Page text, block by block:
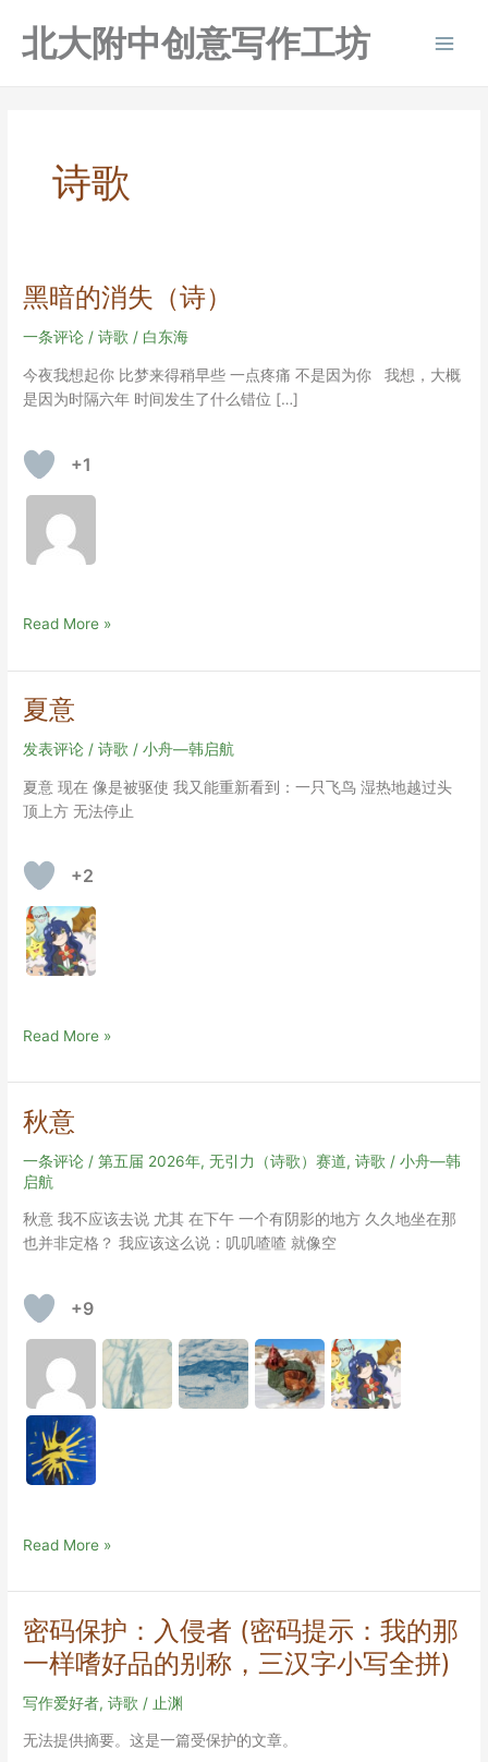
北大附中创意写作工坊
诗歌
黑暗的消失（诗）
一条评论 /诗歌 / 白东海
今夜我想起你 比梦来得稍早些 一点疼痛 不是因为你 我想，大概
是因为时隔六年 时间发生了什么错位 […]
+1
黑
的
消
失
（诗）
Read More »
夏意
发表评论 /诗歌 /小舟—韩启航
夏意 现在 像是被驱使 我又能重新看到：一只飞鸟 湿热地越过头
顶上方 无法停止
+2
夏
Read More »
秋意
一条评论 /第五届 2026年,无引力（诗歌）赛道,诗歌 /小舟—韩
启航
秋意 我不应该去说 尤其 在下午 一个有阴影的地方 久久地坐在那
也并非定格？ 我应该这么说：叽叽喳喳 就像空
+9
秋
Read More »
密码保护：入侵者 (密码提示：我的那
一样嗜好品的别称，三汉字小写全拼)
写作爱好者,诗歌 / 止渊
无法提供摘要。这是一篇受保护的文章。